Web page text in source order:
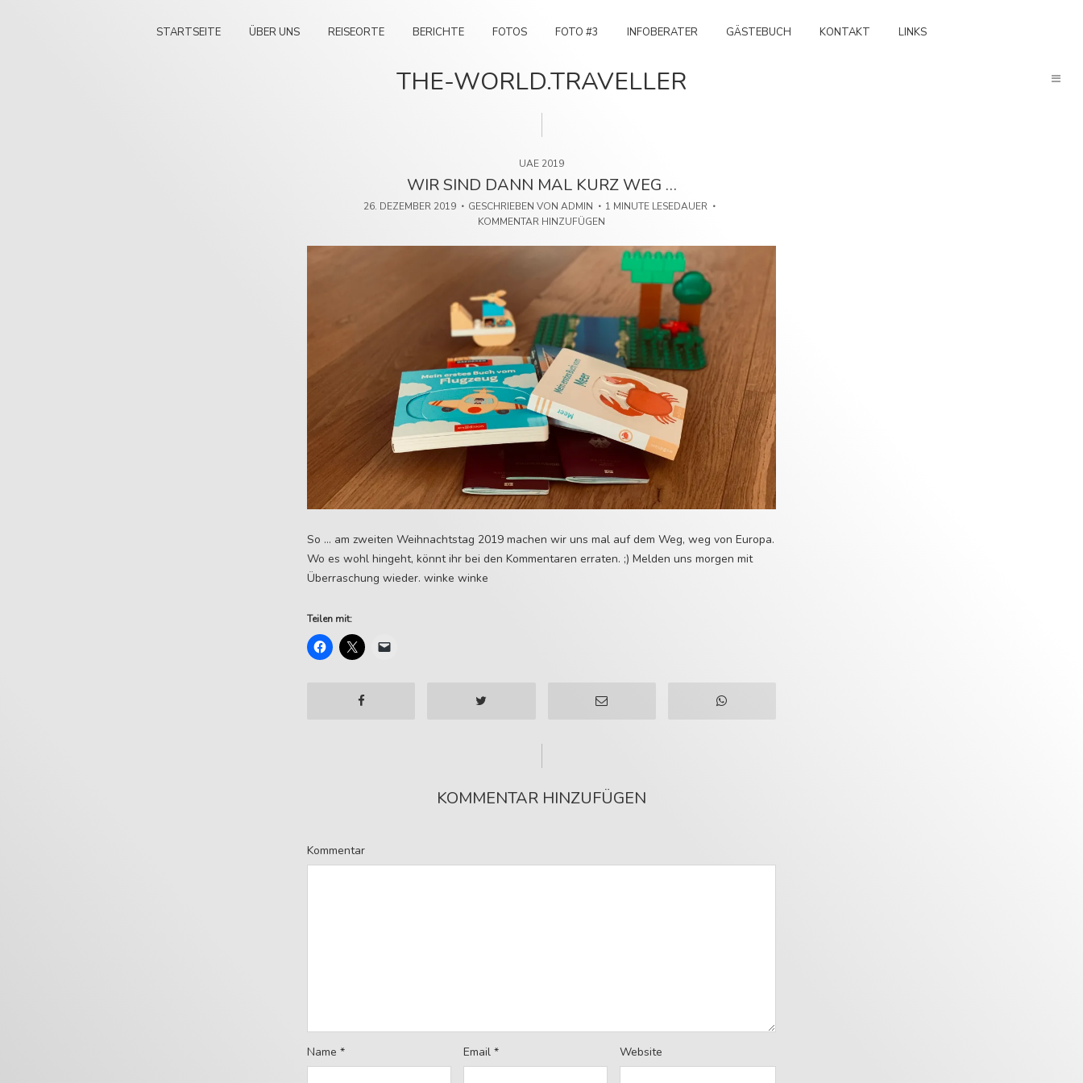
STARTSEITE ÜBER UNS REISEORTE BERICHTE FOTOS FOTO #3 INFOBERATER GÄSTEBUCH KONTAKT LINKS
THE-WORLD.TRAVELLER
UAE 2019
WIR SIND DANN MAL KURZ WEG …
26. DEZEMBER 2019 GESCHRIEBEN VON ADMIN
1 MINUTE LESEDAUER
KOMMENTAR HINZUFÜGEN
So … am zweiten Weihnachtstag 2019 machen wir uns mal auf dem Weg, weg von Europa.
Wo es wohl hingeht, könnt ihr bei den Kommentaren erraten. ;) Melden uns morgen mit
Überraschung wieder. winke winke
Teilen mit:
KOMMENTAR HINZUFÜGEN
Kommentar
Name * Email * Website